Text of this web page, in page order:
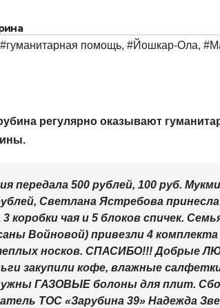
#гуманитарная помощь, #Йошкар-Ола,
регулярно оказывают
передала 500 рублей, 100 руб.
Светлана Ястребова принесла
коробки чая и 5 блоков спичек.
Войновой) привезли 4
носков. СПАСИБО!!! Добрые
закупили кофе, влажные
ГАЗОВЫЕ болоны для плит.
ТОС «Зарубина 39» Надежда